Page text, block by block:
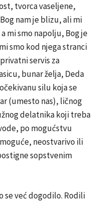
tvorca vaseljene,
nam je blizu, ali mi
mi smo napolju, Bog je
smo kod njega stranci
servis za
bunar želja, Deda
silu koja se
(umesto nas), ličnog
delatnika koji treba
po mogućstvu
neostvarivo ili
sopstvenim
se već dogodilo. Rodili